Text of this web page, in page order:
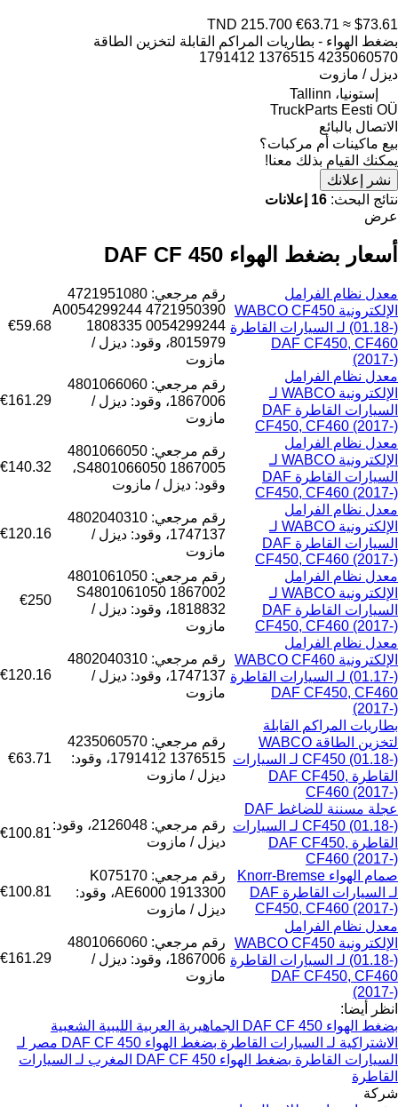
TND 215.700 €63.71 ≈ $73.61
بضغط الهواء - بطاريات المراكم القابلة لتخزين الطاقة
4235060570 1376515 1791412
ديزل / مازوت
إستونيا، Tallinn
TruckParts Eesti OÜ
الاتصال بالبائع
بيع ماكينات أم مركبات؟
يمكنك القيام بذلك معنا!
نشر إعلانك
نتائج البحث: 16 إعلانات
عرض
أسعار بضغط الهواء DAF CF 450
معدل نظام الفرامل
الإلكترونية WABCO CF450
(01.18-) لـ السيارات القاطرة
DAF CF450, CF460
(2017-)
رقم مرجعي: 4721951080
4721950390 A0054299244
1808335 0054299244
8015979، وقود: ديزل /
مازوت
€59.68
معدل نظام الفرامل
الإلكترونية WABCO لـ
السيارات القاطرة DAF
CF450, CF460 (2017-)
رقم مرجعي: 4801066060
1867006، وقود: ديزل /
مازوت
€161.29
معدل نظام الفرامل
الإلكترونية WABCO لـ
السيارات القاطرة DAF
CF450, CF460 (2017-)
رقم مرجعي: 4801066050
1867005 S4801066050،
وقود: ديزل / مازوت
€140.32
معدل نظام الفرامل
الإلكترونية WABCO لـ
السيارات القاطرة DAF
CF450, CF460 (2017-)
رقم مرجعي: 4802040310
1747137، وقود: ديزل /
مازوت
€120.16
معدل نظام الفرامل
الإلكترونية WABCO لـ
السيارات القاطرة DAF
CF450, CF460 (2017-)
رقم مرجعي: 4801061050
1867002 S4801061050
1818832، وقود: ديزل /
مازوت
€250
معدل نظام الفرامل
الإلكترونية WABCO CF460
(01.17-) لـ السيارات القاطرة
DAF CF450, CF460
(2017-)
رقم مرجعي: 4802040310
1747137، وقود: ديزل /
مازوت
€120.16
بطاريات المراكم القابلة
لتخزين الطاقة WABCO
CF450 (01.18-) لـ السيارات
القاطرة DAF CF450,
CF460 (2017-)
رقم مرجعي: 4235060570
1376515 1791412، وقود:
ديزل / مازوت
€63.71
عجلة مسننة للضاغط DAF
CF450 (01.18-) لـ السيارات
القاطرة DAF CF450,
CF460 (2017-)
رقم مرجعي: 2126048، وقود:
ديزل / مازوت
€100.81
صمام الهواء Knorr-Bremse
لـ السيارات القاطرة DAF
CF450, CF460 (2017-)
رقم مرجعي: K075170
AE6000 1913300، وقود:
ديزل / مازوت
€100.81
معدل نظام الفرامل
الإلكترونية WABCO CF450
(01.18-) لـ السيارات القاطرة
DAF CF450, CF460
(2017-)
رقم مرجعي: 4801066060
1867006، وقود: ديزل /
مازوت
€161.29
انظر أيضا:
بضغط الهواء DAF CF 450 الجماهيرية العربية الليبية الشعبية
الاشتراكية لـ السيارات القاطرة
بضغط الهواء DAF CF 450 مصر لـ
السيارات القاطرة
بضغط الهواء DAF CF 450 المغرب لـ السيارات
القاطرة
شركة